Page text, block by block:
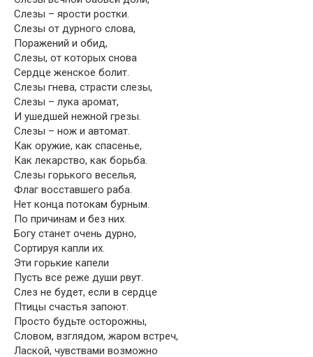
Слезы – ярости ростки.
Слезы от дурного слова,
Поражений и обид,
Слезы, от которых снова
Сердце женское болит.
Слезы гнева, страсти слезы,
Слезы – лука аромат,
И ушедшей нежной грезы.
Слезы – нож и автомат.
Как оружие, как спасенье,
Как лекарство, как борьба.
Слезы горького веселья,
Флаг восставшего раба.
Нет конца потокам бурным.
По причинам и без них.
Богу станет очень дурно,
Сортируя капли их.
Эти горькие капели
Пусть все реже души рвут.
Слез не будет, если в сердце
Птицы счастья запоют.
Просто будьте осторожны,
Словом, взглядом, жаром встреч,
Лаской, чувствами возможно